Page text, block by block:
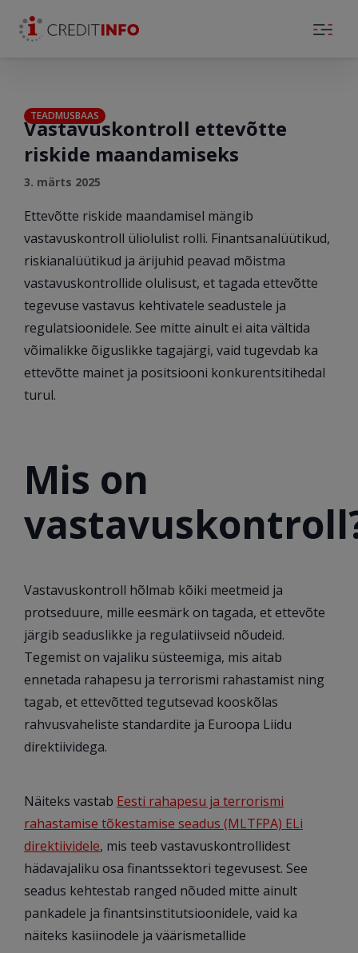
TEADMUSBAAS
Vastavuskontroll ettevõtte
riskide maandamiseks
3. märts 2025
Ettevõtte riskide maandamisel mängib
vastavuskontroll üliolulist rolli. Finantsanalüütikud,
riskianalüütikud ja ärijuhid peavad mõistma
vastavuskontrollide olulisust, et tagada ettevõtte
tegevuse vastavus kehtivatele seadustele ja
regulatsioonidele. See mitte ainult ei aita vältida
võimalikke õiguslikke tagajärgi, vaid tugevdab ka
ettevõtte mainet ja positsiooni konkurentsitihedal
turul.
Mis on
Vastavuskontroll hõlmab kõiki meetmeid ja
protseduure, mille eesmärk on tagada, et ettevõte
järgib seaduslikke ja regulatiivseid nõudeid.
Tegemist on vajaliku süsteemiga, mis aitab
ennetada rahapesu ja terrorismi rahastamist ning
tagab, et ettevõtted tegutsevad kooskõlas
rahvusvaheliste standardite ja Euroopa Liidu
direktiividega.
Näiteks vastab Eesti rahapesu ja terrorismi
rahastamise tõkestamise seadus (MLTFPA) ELi
direktiividele, mis teeb vastavuskontrollidest
hädavajaliku osa finantssektori tegevusest. See
seadus kehtestab ranged nõuded mitte ainult
pankadele ja finantsinstitutsioonidele, vaid ka
näiteks kasiinodele ja väärismetallide